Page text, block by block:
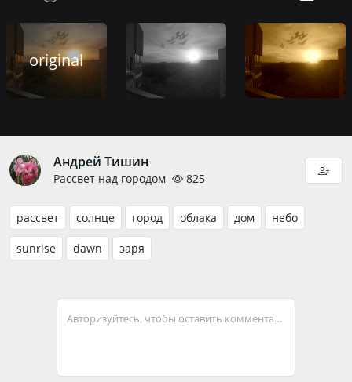
original
Андрей Тишин
Рассвет над городом 825
рассвет солнце город облака дом небо
sunrise dawn заря
Авторизуйтесь, чтобы оставить комментарий